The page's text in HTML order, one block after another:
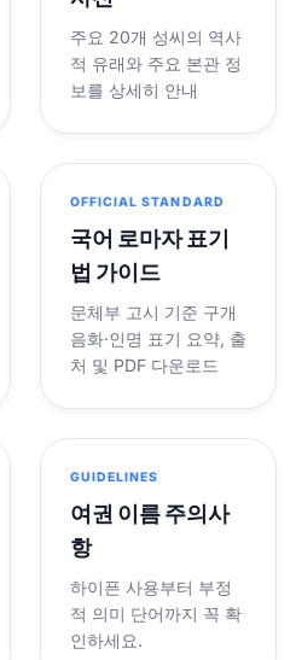
주요 20개 성씨의 역사
적 유래와 주요 본관 정
보를 상세히 안내
OFFICIAL STANDARD
국어 로마자 표기
법 가이드
문체부 고시 기준 구개
음화·인명 표기 요약, 출
처 및 PDF 다운로드
GUIDELINES
여권 이름 주의사
항
하이픈 사용부터 부정
적 의미 단어까지 꼭 확
인하세요.